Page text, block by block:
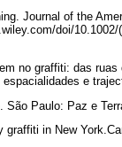
Journal of the
doi/
no graffiti: das
e
São Paulo: Paz e
graffiti in New